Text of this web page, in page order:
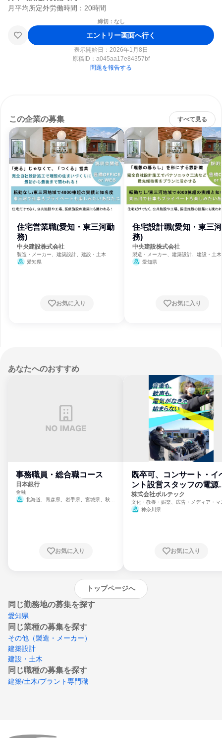
締切：なし
エントリー画面へ行く
表示開始日：2026年1月8日
原稿ID： a045aa17e84357bf
問題を報告する
この企業の募集 すべて見る
住宅営業職(愛知・東三河勤
務)
中央建設株式会社
製造・メーカー、建築設計、建設・土木
愛知県
お気に入り
住宅設計職(愛知・東三
務)
中央建設株式会社
製造・メーカー、建築設計、建設・土木
愛知県
お気に入り
あなたへのおすすめ
事務職員・総合職コース
日本銀行
金融
北海道、青森県、岩手県、宮城県、秋田
崎県、熊本県、大分県、宮崎県、鹿児島県、
お気に入り
既卒可、コンサート・イ
ント設営スタッフの電源
門
株式会社ボルテック
文化・教養・娯楽、広告・メディア・マ
ミ、電力・ガス・水道・エネルギー
神奈川県
お気に入り
トップページへ
同じ勤務地の募集を探す
愛知県
同じ業種の募集を探す
その他（製造・メーカー）
建築設計
建設・土木
同じ職種の募集を探す
建築/土木/プラント専門職